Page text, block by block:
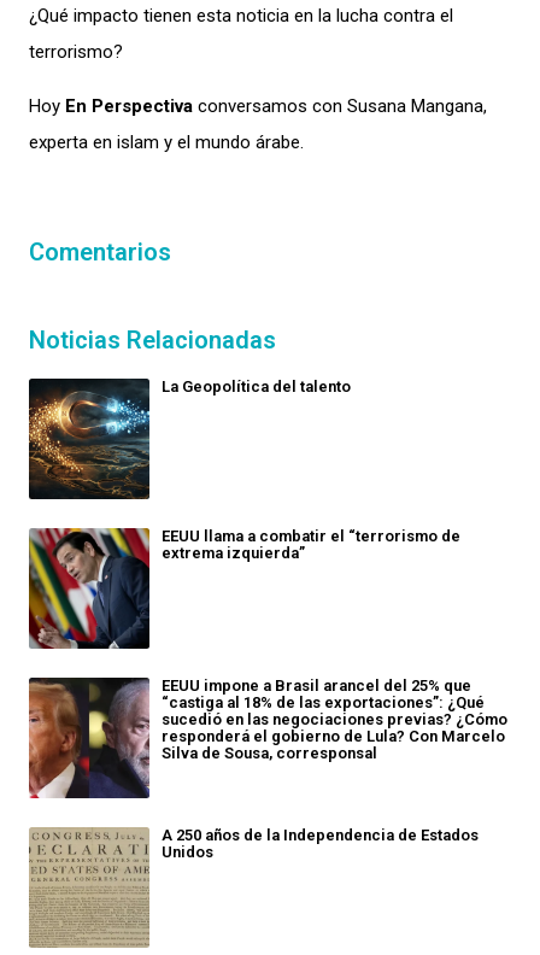
¿Qué impacto tienen esta noticia en la lucha contra el
terrorismo?
Hoy En Perspectiva conversamos con Susana Mangana,
experta en islam y el mundo árabe.
Comentarios
Noticias Relacionadas
La Geopolítica del talento
EEUU llama a combatir el “terrorismo de
extrema izquierda”
EEUU impone a Brasil arancel del 25% que
“castiga al 18% de las exportaciones”: ¿Qué
sucedió en las negociaciones previas? ¿Cómo
responderá el gobierno de Lula? Con Marcelo
Silva de Sousa, corresponsal
A 250 años de la Independencia de Estados
Unidos